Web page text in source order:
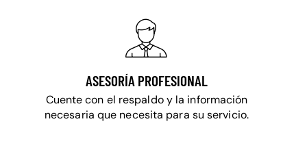
ASESORÍA PROFESIONAL
Cuente con el respaldo y la información
necesaria que necesita para su servicio.